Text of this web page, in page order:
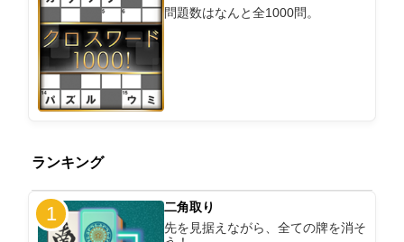
問題数はなんと全1000問。
ランキング
1
二角取り
先を見据えながら、全ての牌を消そ